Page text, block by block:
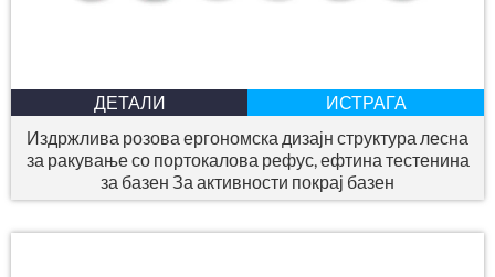
ДЕТАЛИ
ИСТРАГА
Издржлива розова ергономска дизајн структура лесна
за ракување со портокалова рефус, ефтина тестенина
за базен За активности покрај базен